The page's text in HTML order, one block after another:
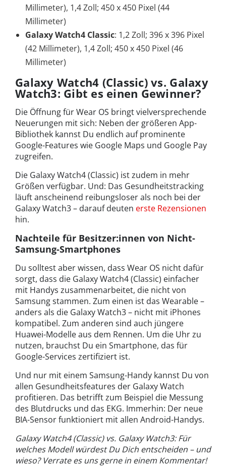
Millimeter), 1,4 Zoll; 450 x 450 Pixel (44
Millimeter)
Galaxy Watch4 Classic: 1,2 Zoll; 396 x 396 Pixel
(42 Millimeter), 1,4 Zoll; 450 x 450 Pixel (46
Millimeter)
Galaxy Watch4 (Classic) vs. Galaxy
Watch3: Gibt es einen Gewinner?
Die Öffnung für Wear OS bringt vielversprechende
Neuerungen mit sich: Neben der größeren App-
Bibliothek kannst Du endlich auf prominente
Google-Features wie Google Maps und Google Pay
zugreifen.
Die Galaxy Watch4 (Classic) ist zudem in mehr
Größen verfügbar. Und: Das Gesundheitstracking
läuft anscheinend reibungsloser als noch bei der
Galaxy Watch3 – darauf deuten erste Rezensionen
hin.
Nachteile für Besitzer:innen von Nicht-
Samsung-Smartphones
Du solltest aber wissen, dass Wear OS nicht dafür
sorgt, dass die Galaxy Watch4 (Classic) einfacher
mit Handys zusammenarbeitet, die nicht von
Samsung stammen. Zum einen ist das Wearable –
anders als die Galaxy Watch3 – nicht mit iPhones
kompatibel. Zum anderen sind auch jüngere
Huawei-Modelle aus dem Rennen. Um die Uhr zu
nutzen, brauchst Du ein Smartphone, das für
Google-Services zertifiziert ist.
Und nur mit einem Samsung-Handy kannst Du von
allen Gesundheitsfeatures der Galaxy Watch
profitieren. Das betrifft zum Beispiel die Messung
des Blutdrucks und das EKG. Immerhin: Der neue
BIA-Sensor funktioniert mit allen Android-Handys.
Galaxy Watch4 (Classic) vs. Galaxy Watch3: Für
welches Modell würdest Du Dich entscheiden – und
wieso? Verrate es uns gerne in einem Kommentar!